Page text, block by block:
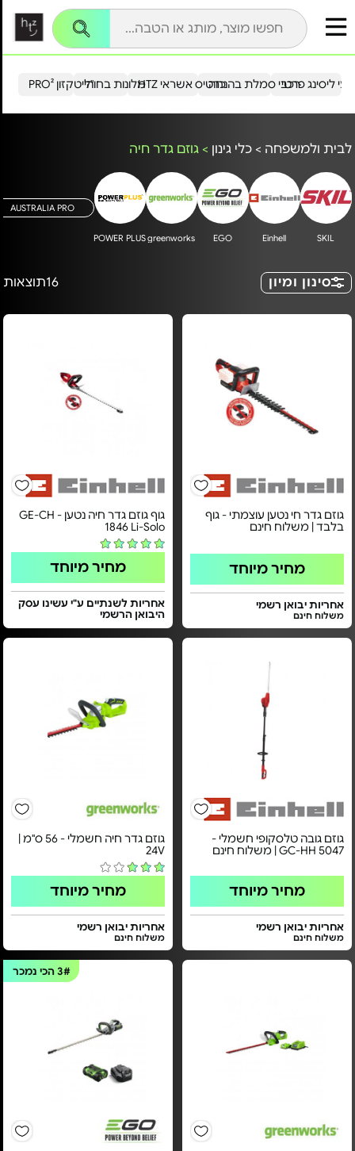
הייטקזון PRO²מלונות בחו"ל כרטיס אשראי HTZ ליסינג פרטירכבי סמלת בהנחה
לבית ולמשפחה > כלי גינון > גוזם גדר חיה
SKIL
Einhell
EGO
greenworks
POWER PLUS
AUSTRALIA PRO
סינון ומיון 16תוצאות
גוזם גדר חי נטען עוצמתי - גוף
בלבד | משלוח חינם
מחיר מיוחד
אחריות יבואן רשמי
משלוח חינם
גוף גוזם גדר חיה נטען - GE-CH
1846 Li-Solo
מחיר מיוחד
אחריות לשנתיים ע"י עשינו עסק
היבואן הרשמי
גוזם גובה טלסקופי חשמלי -
GC-HH 5047 | משלוח חינם
מחיר מיוחד
אחריות יבואן רשמי
משלוח חינם
גוזם גדר חיה חשמלי - ​56 ס"מ |
24V​
מחיר מיוחד
אחריות יבואן רשמי
משלוח חינם
3#הכי נמכר